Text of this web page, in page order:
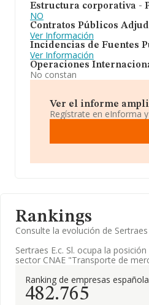
Estructura corporativa -
NO
Contratos Públicos
Ver Información
Incidencias de Fuentes
Ver Información
Operaciones
No constan
Ver el informe
Regístrate en eInforma
Rankings
Consulte la evolución de
Sertraes E.c. Sl. ocupa la
sector CNAE "Transporte de
Ranking de empresas
482.765